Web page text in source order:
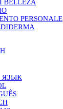
BELLEZA
PERSONALE
ЯЗЫК